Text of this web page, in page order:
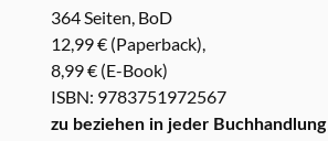
364 Seiten, BoD
12,99 € (Paperback),
8,99 € (E-Book)
ISBN: 9783751972567
zu beziehen in jeder Buchhandlung